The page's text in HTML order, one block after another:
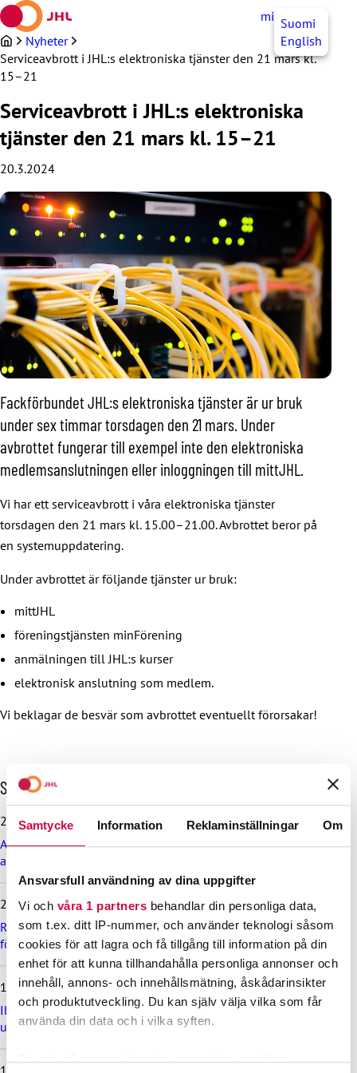
Samtycke Information Reklaminställningar Om
Ansvarsfull användning av dina uppgifter
Vi och våra 1 partners behandlar din personliga data,
som t.ex. ditt IP-nummer, och använder teknologi såsom
cookies för att lagra och få tillgång till information på din
enhet för att kunna tillhandahålla personliga annonser och
innehåll, annons- och innehållsmätning, åskådarinsikter
och produktutveckling. Du kan själv välja vilka som får
använda din data och i vilka syften.
Ta reda på mer om hur dina personliga uppgifter
Hoppa
till
innehållet
mittJHL SV
Suomi
English
Nyheter
Serviceavbrott i JHL:s elektroniska tjänster den 21 mars kl.
15–21
Serviceavbrott i JHL:s elektroniska
tjänster den 21 mars kl. 15–21
20.3.2024
Fackförbundet JHL:s elektroniska tjänster är ur bruk
under sex timmar torsdagen den 21 mars. Under
avbrottet fungerar till exempel inte den elektroniska
medlemsanslutningen eller inloggningen till mittJHL.
Vi har ett serviceavbrott i våra elektroniska tjänster
torsdagen den 21 mars kl. 15.00–21.00. Avbrottet beror på
en systemuppdatering.
Under avbrottet är följande tjänster ur bruk:
mittJHL
föreningstjänsten minFörening
anmälningen till JHL:s kurser
elektronisk anslutning som medlem.
Vi beklagar de besvär som avbrottet eventuellt förorsakar!
H
o
p
p
a
ö
r
d
e
n
a
s
Senaste nyheterna
29.6.2026
Arbetsdomstolen dömde Helsingfors stad till böter på grund
av brott mot kollektivavtal
24.6.2026
Rekommendation till kommuner, välfärdsområden och KT:s
företag om lönebetalning och beredskap under drönarhot
12.6.2026
Ibruktagningen av nivålönesystemet i VÄLKA bilaga 7 skjuts
upp
11.6.2026